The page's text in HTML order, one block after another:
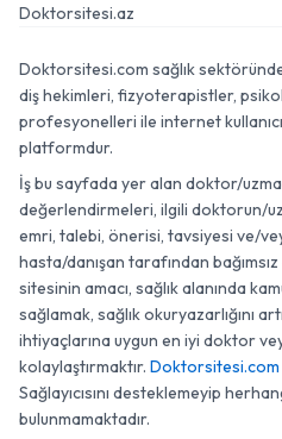
Doktorsitesi.az
Doktorsitesi.com sağlık
diş hekimleri, fizyoterapistler,
profesyonelleri ile internet
platformdur.
İş bu sayfada yer alan doktor/
değerlendirmeleri, ilgili doktorun/
emri, talebi, önerisi, tavsiyesi ve/
hasta/danışan tarafından
sitesinin amacı, sağlık alanında
sağlamak, sağlık okuryazarlığını
ihtiyaçlarına uygun en iyi doktor
kolaylaştırmaktır. Doktorsitesi.com
Sağlayıcısını desteklemeyip
bulunmamaktadır.